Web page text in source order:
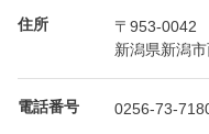
住所
〒953-0042
新潟県新潟
電話番号 0256-73-